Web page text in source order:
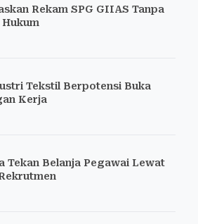
Rekam SPG GIIAS Tanpa
Tekstil Berpotensi Buka
Kerja
Tekan Belanja Pegawai Lewat